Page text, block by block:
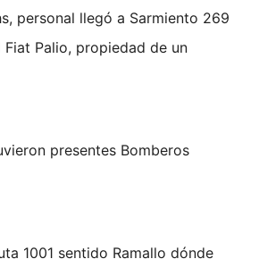
personal llegó a Sarmiento 269
Palio, propiedad de un
presentes Bomberos
1001 sentido Ramallo dónde